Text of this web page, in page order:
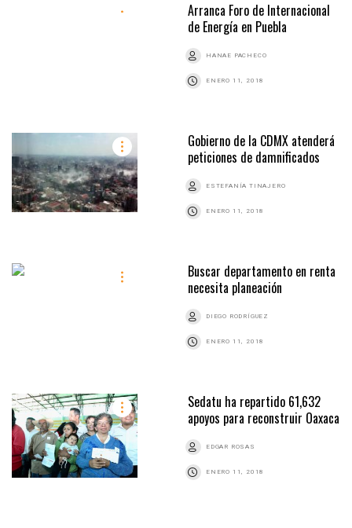
Arranca Foro de Internacional
de Energía en Puebla
HANAE PACHECO
ENERO 11, 2018
Gobierno de la CDMX atenderá
peticiones de damnificados
ESTEFANÍA TINAJERO
ENERO 11, 2018
Buscar departamento en renta
necesita planeación
DIEGO RODRÍGUEZ
ENERO 11, 2018
Sedatu ha repartido 61,632
apoyos para reconstruir Oaxaca
EDGAR ROSAS
ENERO 11, 2018